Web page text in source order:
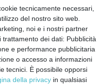
e sull'educazione
. Il mio accordo può essere revocato
tecnicamente necessari,
del nostro sito web.
noi e i nostri partner
dei dati: Pubblicità
e performance pubblicitaria
o accesso a informazioni
tecnici. È possibile opporsi
della privacy in qualsiasi